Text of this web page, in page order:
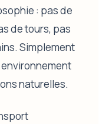
: pas de
de tours, pas
Simplement
naturelles.